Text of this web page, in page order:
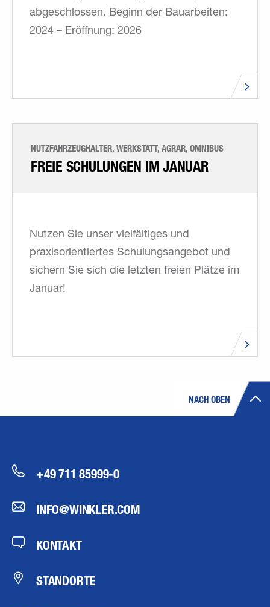
abgeschlossen. Beginn der Bauarbeiten:
2024 – Eröffnung: 2026
NUTZFAHRZEUGHALTER, WERKSTATT, AGRAR, OMNIBUS
FREIE SCHULUNGEN IM JANUAR
Nutzen Sie unser vielfältiges und
praxisorientiertes Schulungsangebot und
sichern Sie sich die letzten freien Plätze im
Januar!
NACH OBEN
+49 711 85999-0
INFO@WINKLER.COM
KONTAKT
STANDORTE